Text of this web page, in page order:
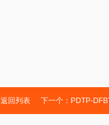
返回列表 下一个： PDTP-DFBT（